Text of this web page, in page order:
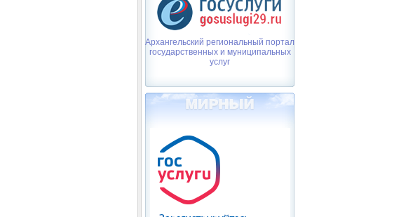
Архангельский региональный портал
государственных и муниципальных
услуг